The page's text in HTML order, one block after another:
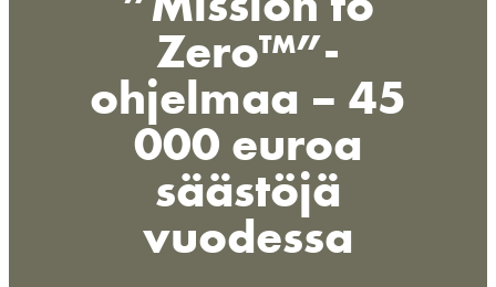
Zero™”-
ohjelmaa – 45
000 euroa
säästöjä
vuodessa